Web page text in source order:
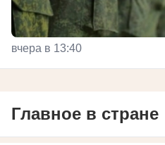
вчера в 13:40
Главное в стране